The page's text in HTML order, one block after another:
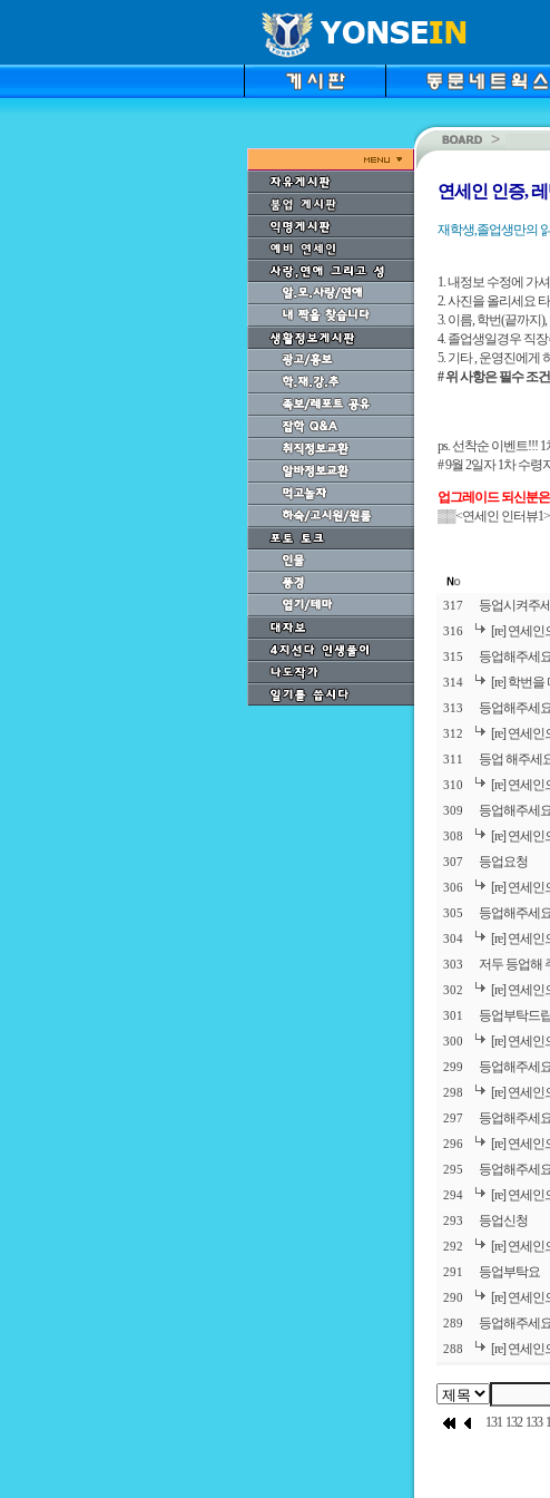
연세인 인증,
재학생,졸업생만의
1. 내정보 수정에 가
2. 사진을 올리세요
3. 이름, 학번(끝까지
4. 졸업생일경우 직
5. 기타 , 운영진에게
# 위 사항은 필수 조
ps. 선착순 이벤트!!!
# 9월 2일자 1차 수령
업그레이드 되신분
▒▒<연세인 인터뷰1
317 등업시켜주
316 [re] 연세
315 등업해주세
314 [re] 학번
313 등업해주세
312 [re] 연세
311 등업 해주세
310 [re] 연세
309 등업해주세
308 [re] 연세
307 등업요청
306 [re] 연세
305 등업해주세
304 [re] 연세
303 저두 등업해
302 [re] 연세
301 등업부탁드
300 [re] 연세
299 등업해주세
298 [re] 연세
297 등업해주세
296 [re] 연세
295 등업해주세
294 [re] 연세
293 등업신청
292 [re] 연세
291 등업부탁요
290 [re] 연세
289 등업해주세
288 [re] 연세
131 132 133